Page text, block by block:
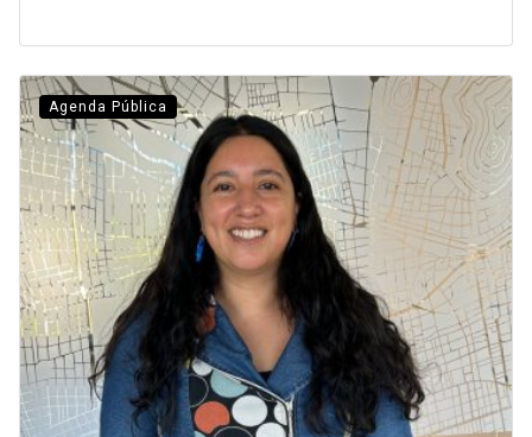
Agenda Pública